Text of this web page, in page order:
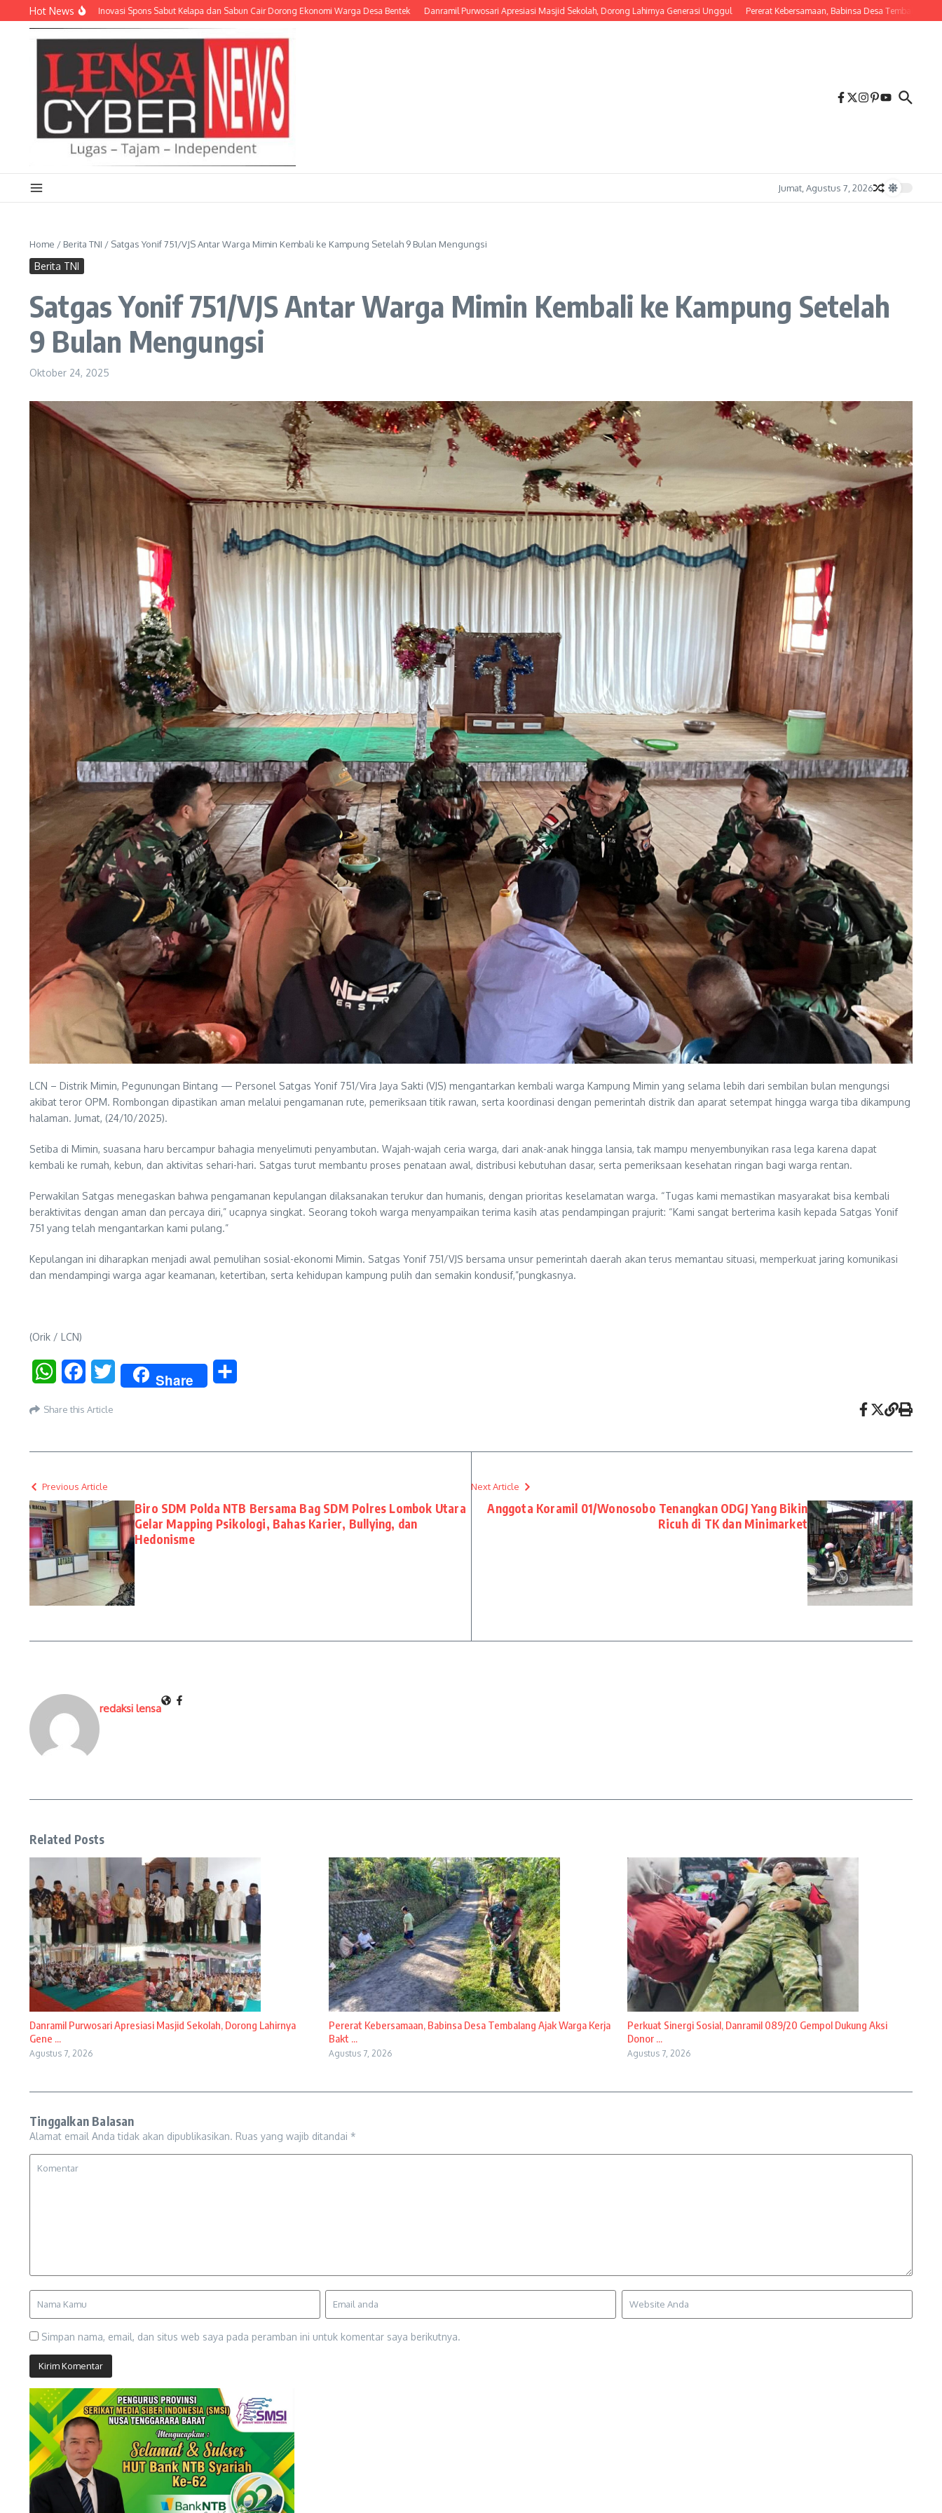
Lewati ke konten
Hot News
JADI CUAN: Inovasi Spons Sabut Kelapa dan Sabun Cair Dorong Ekonomi Warga Desa Bentek Danramil Purwosari Apresiasi Masjid Sekolah, Dorong Lahirnya Generasi Unggul Pererat Kebersamaan, Babinsa Desa Tembalang Ajak Warga
Jumat, Agustus 7, 2026
Home / Berita TNI / Satgas Yonif 751/VJS Antar Warga Mimin Kembali ke Kampung Setelah 9 Bulan Mengungsi
Berita TNI
Satgas Yonif 751/VJS Antar Warga Mimin Kembali ke Kampung Setelah
9 Bulan Mengungsi
Oktober 24, 2025
LCN – Distrik Mimin, Pegunungan Bintang — Personel Satgas Yonif 751/Vira Jaya Sakti (VJS) mengantarkan kembali warga Kampung Mimin yang selama lebih dari sembilan bulan mengungsi
akibat teror OPM. Rombongan dipastikan aman melalui pengamanan rute, pemeriksaan titik rawan, serta koordinasi dengan pemerintah distrik dan aparat setempat hingga warga tiba dikampung
halaman. Jumat, (24/10/2025).
Setiba di Mimin, suasana haru bercampur bahagia menyelimuti penyambutan. Wajah-wajah ceria warga, dari anak-anak hingga lansia, tak mampu menyembunyikan rasa lega karena dapat
kembali ke rumah, kebun, dan aktivitas sehari-hari. Satgas turut membantu proses penataan awal, distribusi kebutuhan dasar, serta pemeriksaan kesehatan ringan bagi warga rentan.
Perwakilan Satgas menegaskan bahwa pengamanan kepulangan dilaksanakan terukur dan humanis, dengan prioritas keselamatan warga. “Tugas kami memastikan masyarakat bisa kembali
beraktivitas dengan aman dan percaya diri,” ucapnya singkat. Seorang tokoh warga menyampaikan terima kasih atas pendampingan prajurit: “Kami sangat berterima kasih kepada Satgas Yonif
751 yang telah mengantarkan kami pulang.”
Kepulangan ini diharapkan menjadi awal pemulihan sosial-ekonomi Mimin. Satgas Yonif 751/VJS bersama unsur pemerintah daerah akan terus memantau situasi, memperkuat jaring komunikasi
dan mendampingi warga agar keamanan, ketertiban, serta kehidupan kampung pulih dan semakin kondusif,”pungkasnya.
(Orik / LCN)
WhatsAppFacebookTwitter Share
Share this Article
Previous Article
Biro SDM Polda NTB Bersama Bag SDM Polres Lombok Utara
Gelar Mapping Psikologi, Bahas Karier, Bullying, dan
Hedonisme
Next Article
Anggota Koramil 01/Wonosobo Tenangkan ODGJ Yang Bikin
Ricuh di TK dan Minimarket
redaksi lensa
Related Posts
Danramil Purwosari Apresiasi Masjid Sekolah, Dorong Lahirnya
Gene ...
Agustus 7, 2026
Pererat Kebersamaan, Babinsa Desa Tembalang Ajak Warga Kerja
Bakt ...
Agustus 7, 2026
Perkuat Sinergi Sosial, Danramil 089/20 Gempol Dukung Aksi
Donor ...
Agustus 7, 2026
Tinggalkan Balasan
Alamat email Anda tidak akan dipublikasikan. Ruas yang wajib ditandai *
Simpan nama, email, dan situs web saya pada peramban ini untuk komentar saya berikutnya.